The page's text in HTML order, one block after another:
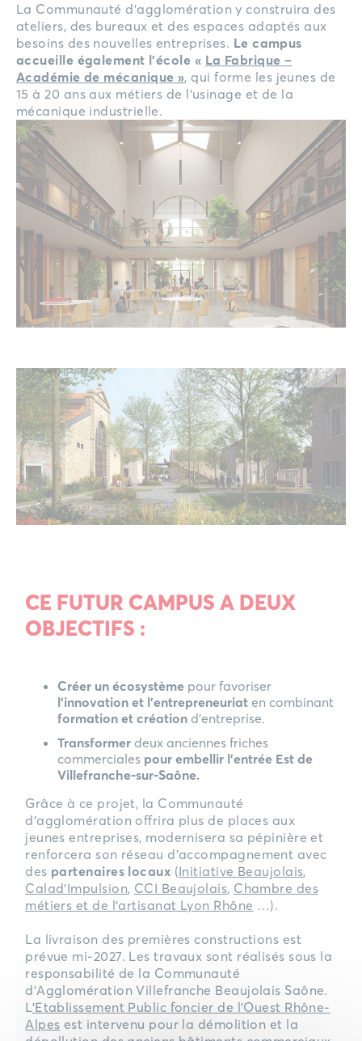
La Communauté d’agglomération y construira des
ateliers, des bureaux et des espaces adaptés aux
besoins des nouvelles entreprises. Le campus
accueille également l’école « La Fabrique –
Académie de mécanique », qui forme les jeunes de
15 à 20 ans aux métiers de l’usinage et de la
mécanique industrielle.
CE FUTUR CAMPUS A DEUX
OBJECTIFS :
Créer un écosystème pour favoriser
l’innovation et l’entrepreneuriat en combinant
formation et création d’entreprise.
Transformer deux anciennes friches
commerciales pour embellir l’entrée Est de
Villefranche-sur-Saône.
Grâce à ce projet, la Communauté
d’agglomération offrira plus de places aux
jeunes entreprises, modernisera sa pépinière et
renforcera son réseau d’accompagnement avec
des partenaires locaux (Initiative Beaujolais,
Calad’Impulsion, CCI Beaujolais, Chambre des
métiers et de l’artisanat Lyon Rhône …).
La livraison des premières constructions est
prévue mi-2027. Les travaux sont réalisés sous la
responsabilité de la Communauté
d’Agglomération Villefranche Beaujolais Saône.
L’Etablissement Public foncier de l’Ouest Rhône-
Alpes est intervenu pour la démolition et la